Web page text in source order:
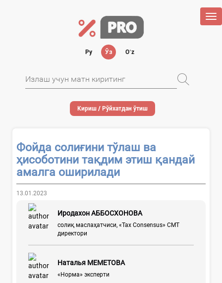
Ру Ўз Oʻz
Кириш / Рўйхатдан ўтиш
Фойда солиғини тўлаш ва
ҳисоботини тақдим этиш қандай
амалга оширилади
13.01.2023
Иродахон АББОСХОНОВА
солиқ маслаҳатчиси, «Tax Consensus» СМТ
директори
Наталья МЕМЕТОВА
«Норма» эксперти